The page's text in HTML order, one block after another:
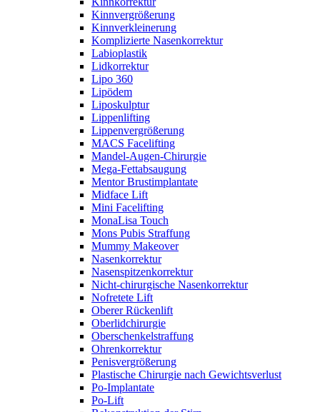
Kinnvergrößerung
Kinnverkleinerung
Komplizierte Nasenkorrektur
Labioplastik
Lidkorrektur
Lipo 360
Lipödem
Liposkulptur
Lippenlifting
Lippenvergrößerung
MACS Facelifting
Mandel-Augen-Chirurgie
Mega-Fettabsaugung
Mentor Brustimplantate
Midface Lift
Mini Facelifting
MonaLisa Touch
Mons Pubis Straffung
Mummy Makeover
Nasenkorrektur
Nasenspitzenkorrektur
Nicht-chirurgische Nasenkorrektur
Nofretete Lift
Oberer Rückenlift
Oberlidchirurgie
Oberschenkelstraffung
Ohrenkorrektur
Penisvergrößerung
Plastische Chirurgie nach Gewichtsverlust
Po-Implantate
Po-Lift